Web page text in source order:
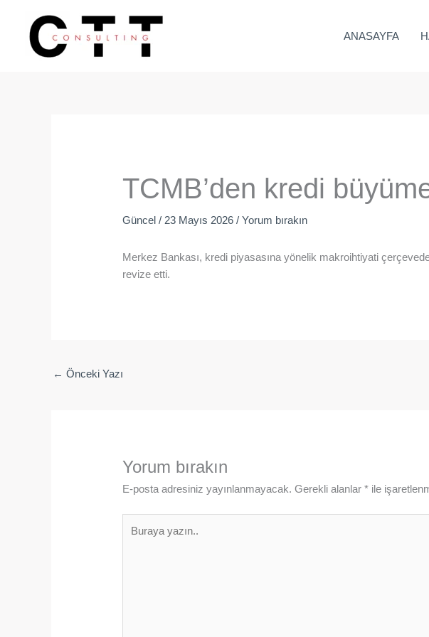
ANASAYFA
TCMB’den kredi
Güncel / 23 Mayıs 2026/Yorum bırakın
Merkez Bankası, kredi piyasasına yönelik makroihtiyati çerçevede
revize etti.
← Önceki Yazı
Yorum bırakın
E-posta adresiniz yayınlanmayacak. Gerekli alanlar* ile
yazın..